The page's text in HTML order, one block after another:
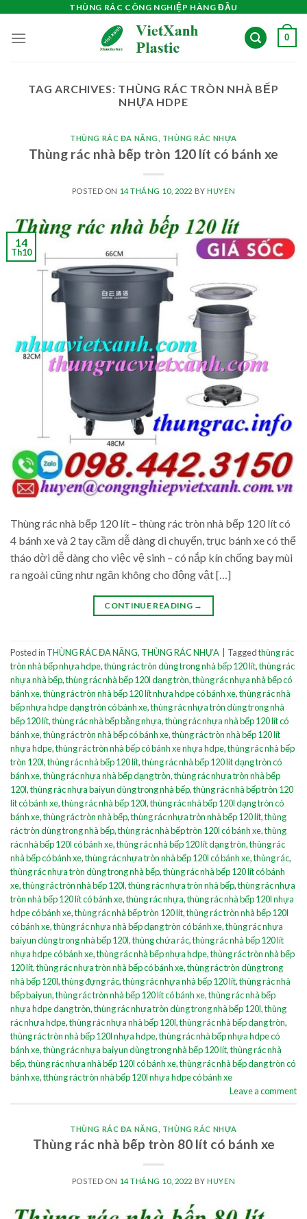
content
THÙNG RÁC CÔNG NGHIỆP HÀNG ĐẦU
0
TAG ARCHIVES: THÙNG RÁC TRÒN NHÀ BẾP
NHỰA HDPE
THÙNG RÁC ĐA NĂNG THÙNG RÁC NHỰA
Thùng rác nhà bếp tròn 120 lít có bánh xe
POSTED ON 14 THÁNG 10, 2022 BYHUYEN
14
Th10
Thùng rác nhà bếp 120 lít – thùng rác tròn nhà bếp 120 lít có
4 bánh xe và 2 tay cầm dễ dàng di chuyển, trục bánh xe có thể
tháo dời dễ dàng cho việc vệ sinh – có nắp kín chống bay mùi
ra ngoài cũng như ngăn không cho động vật […]
CONTINUE READING →
Posted in THÙNG RÁC ĐA NĂNG, THÙNG RÁC NHỰA Taggedthùng rác
tròn nhà bếp nhựa hdpe,thùng rác tròn dùng trong nhà bếp 120 lít,thùng rác
nhựa nhà bếp,thùng rác nhà bếp 120l dạng tròn,thùng rác nhựa nhà bếp có
bánh xe,thùng rác tròn nhà bếp 120 lít nhựa hdpe có bánh xe,thùng rác nhà
bếp nhựa hdpe dạng tròn có bánh xe,thùng rác nhựa tròn dùng trong nhà
bếp 120 lít,thùng rác nhà bếp bằng nhựa,thùng rác nhựa nhà bếp 120 lít có
bánh xe,thùng rác tròn nhà bếp có bánh xe,thùng rác tròn nhà bếp 120 lít
nhựa hdpe,thùng rác tròn nhà bếp có bánh xe nhựa hdpe,thùng rác nhà bếp
tròn 120l,thùng rác nhà bếp 120 lít,thùng rác nhà bếp 120 lít dạng tròn có
bánh xe,thùng rác nhựa nhà bếp dạng tròn,thùng rác nhựa tròn nhà bếp
120l,thùng rác nhựa baiyun dùng trong nhà bếp,thùng rác nhà bếp tròn 120
lít có bánh xe,thùng rác nhà bếp 120l,thùng rác nhà bếp 120l dạng tròn có
bánh xe,thùng rác tròn nhà bếp,thùng rác nhựa tròn nhà bếp 120 lít,thùng
rác tròn dùng trong nhà bếp,thùng rác nhà bếp tròn 120l có bánh xe,thùng
rác nhà bếp 120l có bánh xe,thùng rác nhà bếp 120 lít dạng tròn,thùng rác
nhà bếp có bánh xe,thùng rác nhựa tròn nhà bếp 120l có bánh xe,thùng rác,
thùng rác nhựa tròn dùng trong nhà bếp,thùng rác nhà bếp 120 lít có bánh
xe,thùng rác tròn nhà bếp 120l,thùng rác nhựa tròn nhà bếp,thùng rác nhựa
tròn nhà bếp 120 lít có bánh xe,thùng rác nhựa,thùng rác nhà bếp 120l nhựa
hdpe có bánh xe,thùng rác nhà bếp tròn 120 lít,thùng rác tròn nhà bếp 120l
có bánh xe,thùng rác nhựa nhà bếp dạng tròn có bánh xe,thùng rác nhựa
baiyun dùng trong nhà bếp 120l,thùng chứa rác,thùng rác nhà bếp 120 lít
nhựa hdpe có bánh xe,thùng rác nhà bếp nhựa hdpe,thùng rác tròn nhà bếp
120 lít,thùng rác nhựa tròn nhà bếp có bánh xe,thùng rác tròn dùng trong
nhà bếp 120l,thùng đựng rác,thùng rác nhựa nhà bếp 120 lít,thùng rác nhà
bếp baiyun,thùng rác tròn nhà bếp 120 lít có bánh xe,thùng rác nhà bếp
nhựa hdpe dạng tròn,thùng rác nhựa tròn dùng trong nhà bếp 120l,thùng
rác nhựa hdpe,thùng rác nhựa nhà bếp 120l,thùng rác nhà bếp dạng tròn,
thùng rác tròn nhà bếp 120l nhựa hdpe,thùng rác nhà bếp nhựa hdpe có
bánh xe,thùng rác nhựa baiyun dùng trong nhà bếp 120 lít,thùng rác nhà
bếp,thùng rác nhựa nhà bếp 120l có bánh xe,thùng rác nhà bếp dạng tròn có
bánh xe,tthùng rác tròn nhà bếp 120l nhựa hdpe có bánh xe
Leave a comment
THÙNG RÁC ĐA NĂNG THÙNG RÁC NHỰA
Thùng rác nhà bếp tròn 80 lít có bánh xe
POSTED ON 14 THÁNG 10, 2022 BYHUYEN